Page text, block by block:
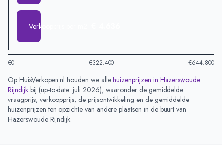
Verkoopprijs per m2
€0 €322.400 €644.800
Op HuisVerkopen.nl houden we alle huizenprijzen in Hazerswoude
Rijndijk bij (up-to-date: juli 2026), waaronder de gemiddelde
vraagprijs, verkoopprijs, de prijsontwikkeling en de gemiddelde
huizenprijzen ten opzichte van andere plaatsen in de buurt van
Hazerswoude Rijndijk.